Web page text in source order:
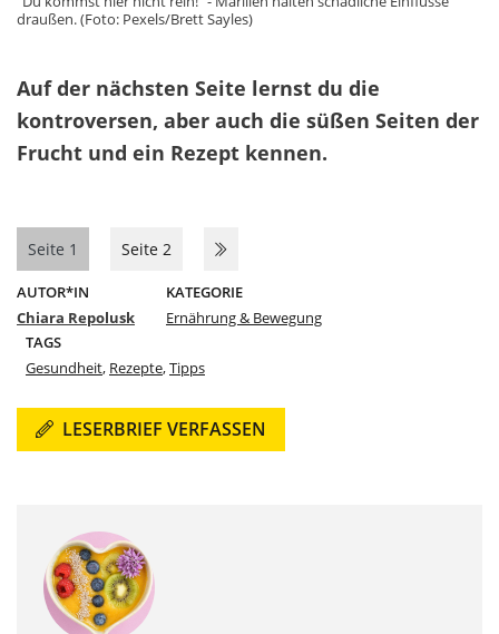
draußen. (Foto: Pexels/Brett Sayles)
Auf der nächsten Seite lernst du die
kontroversen, aber auch die süßen Seiten der
Frucht und ein Rezept kennen.
Seite 1 Seite 2
AUTOR*IN
Chiara Repolusk
KATEGORIE
Ernährung & Bewegung
TAGS
Gesundheit, Rezepte,Tipps
LESERBRIEF VERFASSEN